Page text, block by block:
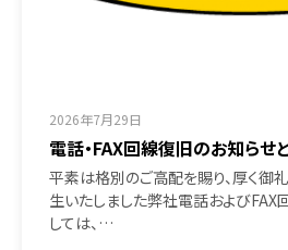
2026年7月29日
電話・FAX回線復旧のお知らせ
平素は格別のご高配を賜り、厚く御
生いたしました弊社電話およびFAX
しては、…